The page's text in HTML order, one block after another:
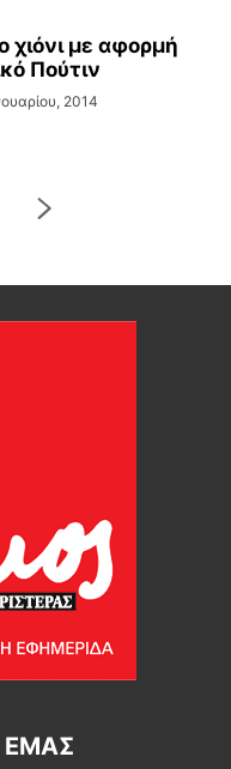
χιόνι με αφορμή
Πούτιν
2014
ΕΜΆΣ